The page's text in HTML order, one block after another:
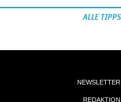
ALLE TIPPS
NEWSLETTER
REDAKTION